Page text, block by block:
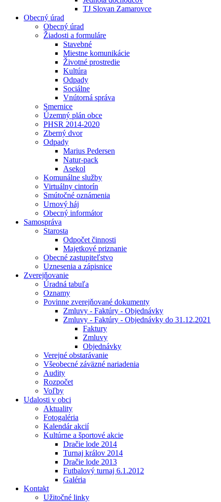
TJ Slovan Zamarovce
Obecný úrad
Obecný úrad
Žiadosti a formuláre
Stavebné
Miestne komunikácie
Životné prostredie
Kultúra
Odpady
Sociálne
Vnútorná správa
Smernice
Územný plán obce
PHSR 2014-2020
Zberný dvor
Odpady
Marius Pedersen
Natur-pack
Asekol
Komunálne služby
Virtuálny cintorín
Smútočné oznámenia
Urnový háj
Obecný informátor
Samospráva
Starosta
Odpočet činnosti
Majetkové priznanie
Obecné zastupiteľstvo
Uznesenia a zápisnice
Zverejňovanie
Úradná tabuľa
Oznamy
Povinne zverejňované dokumenty
Zmluvy - Faktúry - Objednávky
Zmluvy - Faktúry - Objednávky do 31.12.2021
Faktury
Zmluvy
Objednávky
Verejné obstarávanie
Všeobecné záväzné nariadenia
Audity
Rozpočet
Voľby
Udalosti v obci
Aktuality
Fotogaléria
Kalendár akcií
Kultúrne a športové akcie
Dračie lode 2014
Turnaj králov 2014
Dračie lode 2013
Futbalový turnaj 6.1.2012
Galéria
Kontakt
Užitočné linky